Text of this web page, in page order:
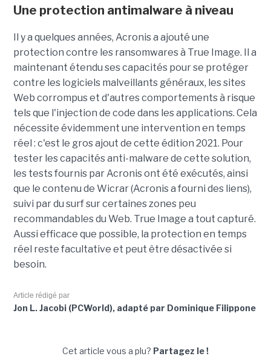
Une protection antimalware à niveau
Il y a quelques années, Acronis a ajouté une
protection contre les ransomwares à True Image. Il a
maintenant étendu ses capacités pour se protéger
contre les logiciels malveillants généraux, les sites
Web corrompus et d'autres comportements à risque
tels que l'injection de code dans les applications. Cela
nécessite évidemment une intervention en temps
réel : c'est le gros ajout de cette édition 2021. Pour
tester les capacités anti-malware de cette solution,
les tests fournis par Acronis ont été exécutés, ainsi
que le contenu de Wicrar (Acronis a fourni des liens),
suivi par du surf sur certaines zones peu
recommandables du Web. True Image a tout capturé.
Aussi efficace que possible, la protection en temps
réel reste facultative et peut être désactivée si
besoin.
Article rédigé par
Jon L. Jacobi (PCWorld), adapté par Dominique Filippone
Cet article vous a plu? Partagez le !